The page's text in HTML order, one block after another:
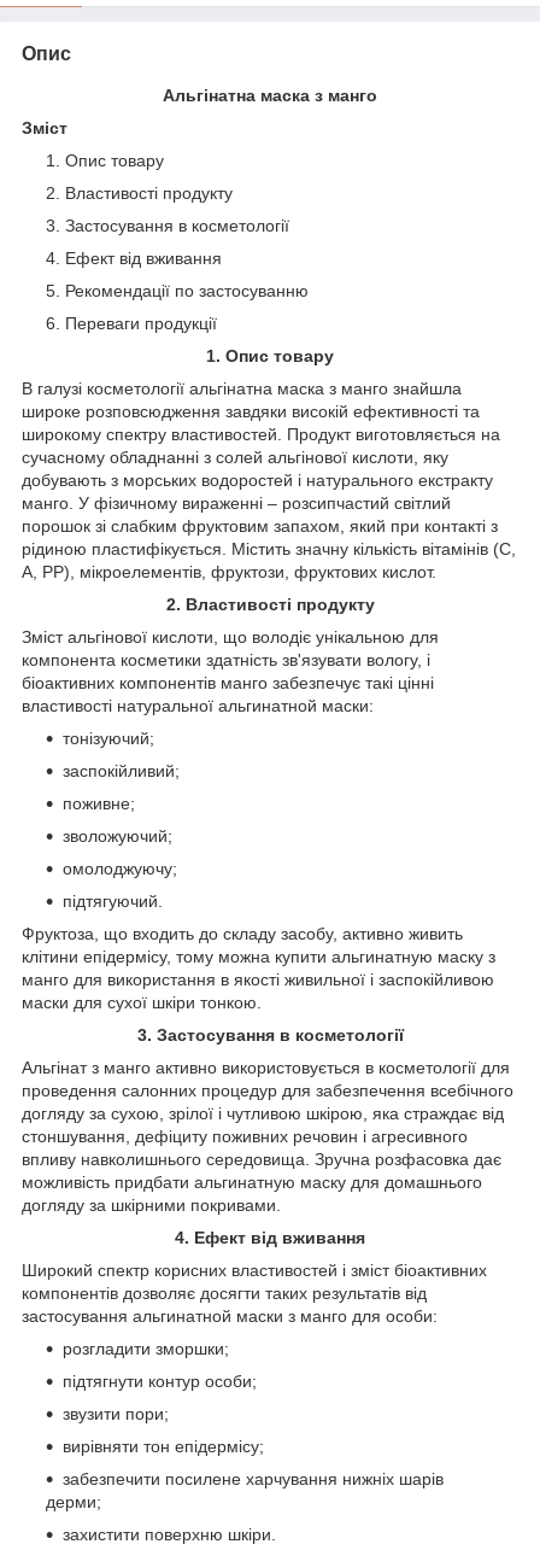
Опис
Альгінатна маска з манго
Зміст
Опис товару
Властивості продукту
Застосування в косметології
Ефект від вживання
Рекомендації по застосуванню
Переваги продукції
1. Опис товару
В галузі косметології альгінатна маска з манго знайшла
широке розповсюдження завдяки високій ефективності та
широкому спектру властивостей. Продукт виготовляється на
сучасному обладнанні з солей альгінової кислоти, яку
добувають з морських водоростей і натурального екстракту
манго. У фізичному вираженні – розсипчастий світлий
порошок зі слабким фруктовим запахом, який при контакті з
рідиною пластифікується. Містить значну кількість вітамінів (С,
А, РР), мікроелементів, фруктози, фруктових кислот.
2. Властивості продукту
Зміст альгінової кислоти, що володіє унікальною для
компонента косметики здатність зв'язувати вологу, і
біоактивних компонентів манго забезпечує такі цінні
властивості натуральної альгинатной маски:
тонізуючий;
заспокійливий;
поживне;
зволожуючий;
омолоджуючу;
підтягуючий.
Фруктоза, що входить до складу засобу, активно живить
клітини епідермісу, тому можна купити альгинатную маску з
манго для використання в якості живильної і заспокійливою
маски для сухої шкіри тонкою.
3. Застосування в косметології
Альгінат з манго активно використовується в косметології для
проведення салонних процедур для забезпечення всебічного
догляду за сухою, зрілої і чутливою шкірою, яка страждає від
стоншування, дефіциту поживних речовин і агресивного
впливу навколишнього середовища. Зручна розфасовка дає
можливість придбати альгинатную маску для домашнього
догляду за шкірними покривами.
4. Ефект від вживання
Широкий спектр корисних властивостей і зміст біоактивних
компонентів дозволяє досягти таких результатів від
застосування альгинатной маски з манго для особи:
розгладити зморшки;
підтягнути контур особи;
звузити пори;
вирівняти тон епідермісу;
забезпечити посилене харчування нижніх шарів
дерми;
захистити поверхню шкіри.